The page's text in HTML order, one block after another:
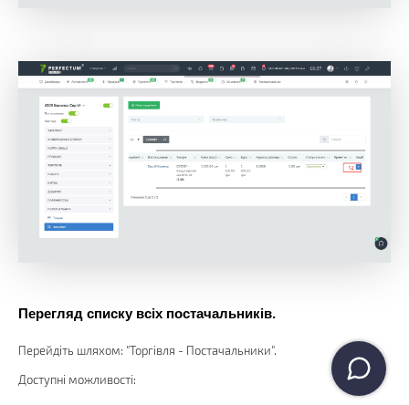
Перегляд списку всіх постачальників.
Перейдіть шляхом: "Торгівля - Постачальники".
Доступні можливості: